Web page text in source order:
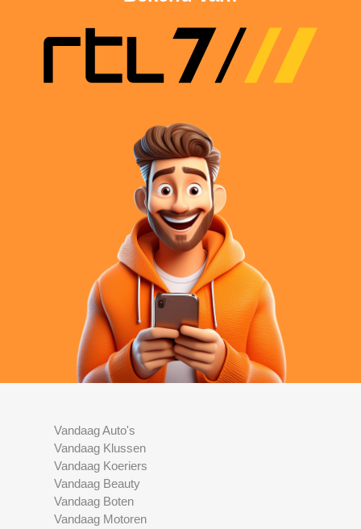
Vandaag Auto's
Vandaag Klussen
Vandaag Koeriers
Vandaag Beauty
Vandaag Boten
Vandaag Motoren